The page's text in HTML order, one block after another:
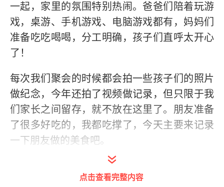
一起，家里的氛围特别热闹。爸爸们陪着玩游
戏，桌游、手机游戏、电脑游戏都有，妈妈们
准备吃吃喝喝，分工明确，孩子们直呼太开心
了！
每次我们聚会的时候都会拍一些孩子们的照片
做纪念，今年还拍了视频做记录，但只限于我
们家长之间留存，就不放在这里了。朋友准备
了很多好吃的，我都吃撑了，今天主要来记录
一下朋友做的美食吧。
点击查看完整内容